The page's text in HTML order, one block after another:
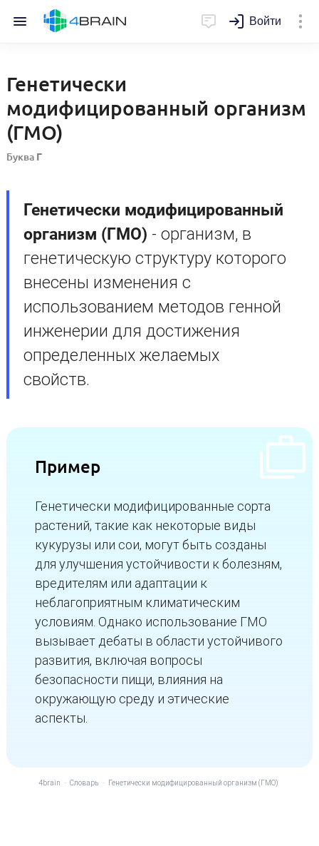
Войти
Генетически
модифицированный организм
(ГМО)
Буква Г
Генетически модифицированный
организм (ГМО) - организм, в
генетическую структуру которого
внесены изменения с
использованием методов генной
инженерии для достижения
определенных желаемых
свойств.
Пример
Генетически модифицированные сорта
растений, такие как некоторые виды
кукурузы или сои, могут быть созданы
для улучшения устойчивости к болезням,
вредителям или адаптации к
неблагоприятным климатическим
условиям. Однако использование ГМО
вызывает дебаты в области устойчивого
развития, включая вопросы
безопасности пищи, влияния на
окружающую среду и этические
аспекты.
4brain - Словарь - Генетически модифицированный организм (ГМО)